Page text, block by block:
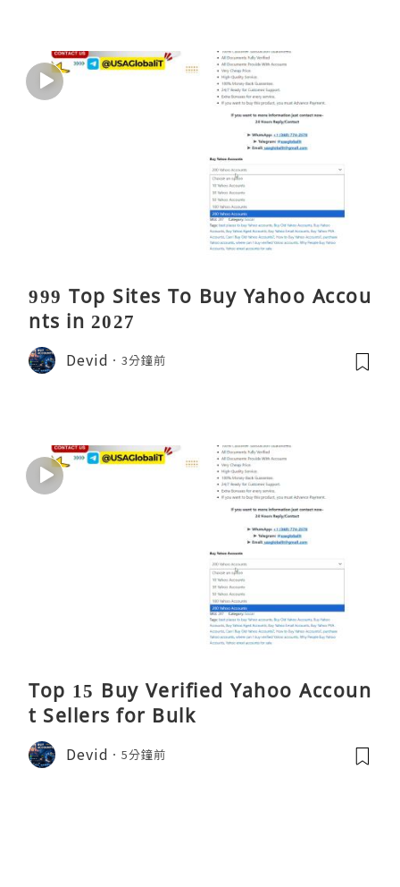
999 Top Sites To Buy Yahoo Accou
nts in 2027
Devid 3分鐘前
Top 15 Buy Verified Yahoo Accoun
t Sellers for Bulk
Devid 5分鐘前